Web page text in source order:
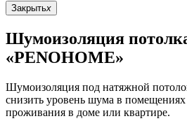
Закрытьx
Шумоизоляция
«PENOHOME»
Шумоизоляция под натяжной
снизить уровень шума в
проживания в доме или квартире.